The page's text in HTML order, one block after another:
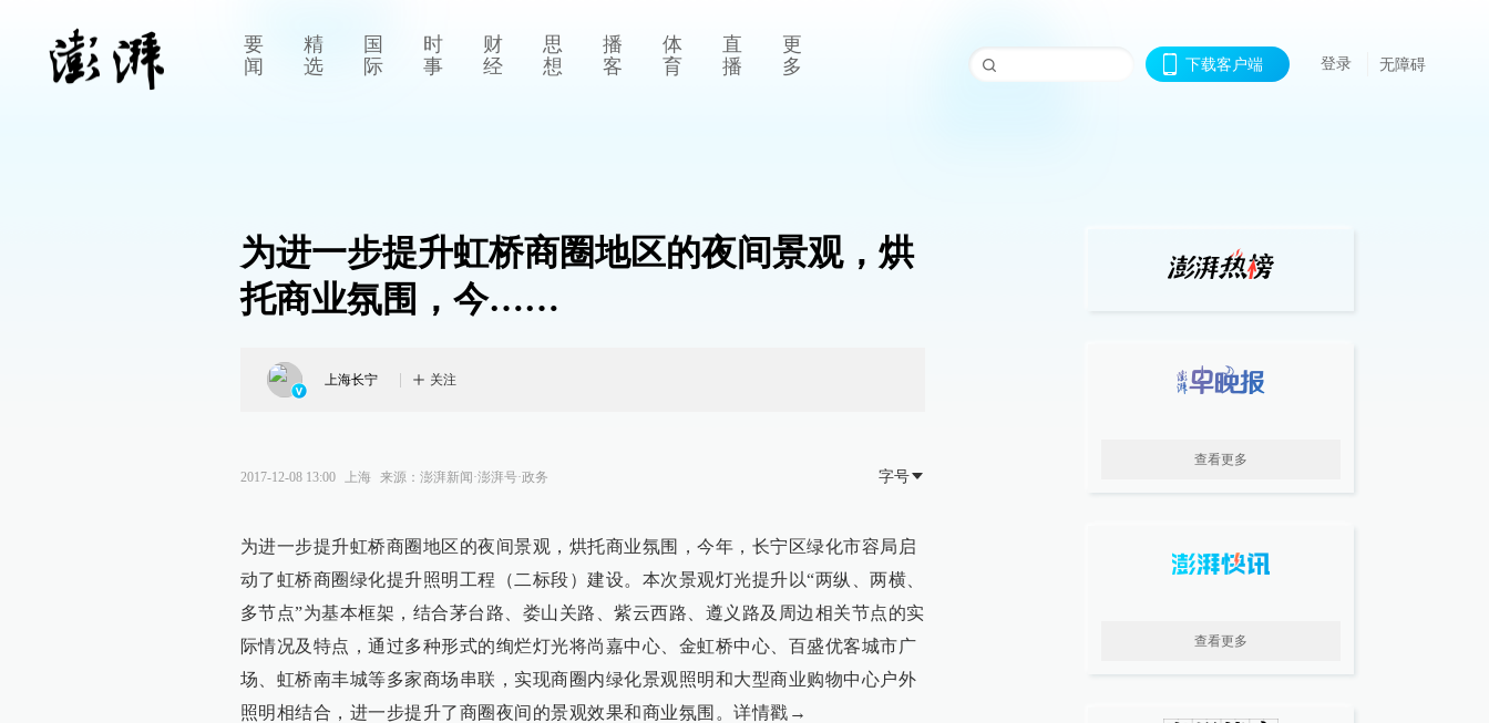
要
闻
精
选
国
际
时
事
财
经
思
想
播
客
体
育
直
播
更
多
下载客户端 登录 无障碍
为进一步提升虹桥商圈地区的夜间景观，烘
托商业氛围，今……
上海长宁 关注
2017-12-08 13:00 上海 来源： 澎湃新闻·澎湃号·政务 字号
为进一步提升虹桥商圈地区的夜间景观，烘托商业氛围，今年，长宁区绿化市容局启
动了虹桥商圈绿化提升照明工程（二标段）建设。本次景观灯光提升以“两纵、两横、
多节点”为基本框架，结合茅台路、娄山关路、紫云西路、遵义路及周边相关节点的实
际情况及特点，通过多种形式的绚烂灯光将尚嘉中心、金虹桥中心、百盛优客城市广
场、虹桥南丰城等多家商场串联，实现商圈内绿化景观照明和大型商业购物中心户外
照明相结合，进一步提升了商圈夜间的景观效果和商业氛围。详情戳→
查看更多
查看更多